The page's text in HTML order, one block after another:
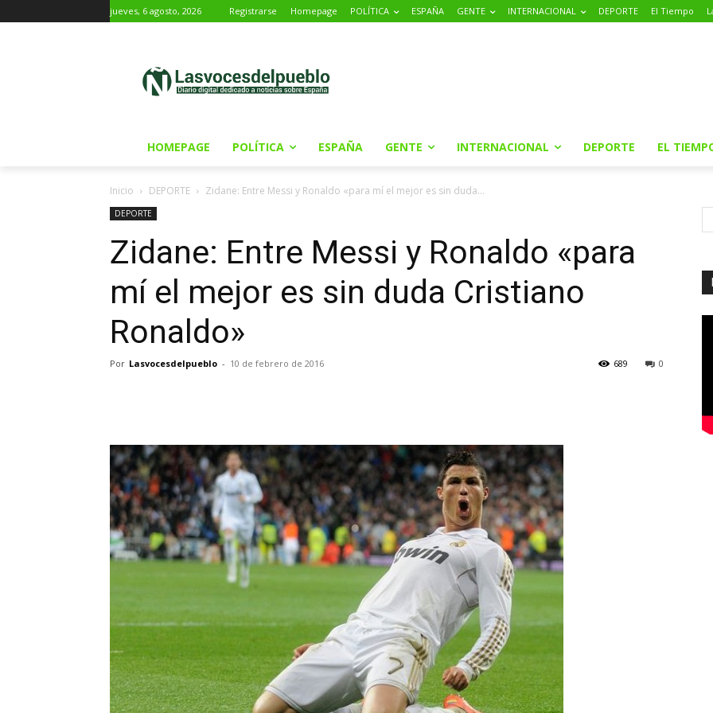
jueves, 6 agosto, 2026 Registrarse Homepage POLÍTICA ESPAÑA GENTE INTERNACIONAL DEPORTE El Tiempo
HOMEPAGE POLÍTICA ESPAÑA GENTE INTERNACIONAL DEPORTE EL
Inicio DEPORTE Zidane: Entre Messi y Ronaldo «para mí el mejor es sin duda...
DEPORTE
Zidane: Entre Messi y Ronaldo «para
mí el mejor es sin duda Cristiano
Ronaldo»
Por Lasvocesdelpueblo - 10 de febrero de 2016 0
689